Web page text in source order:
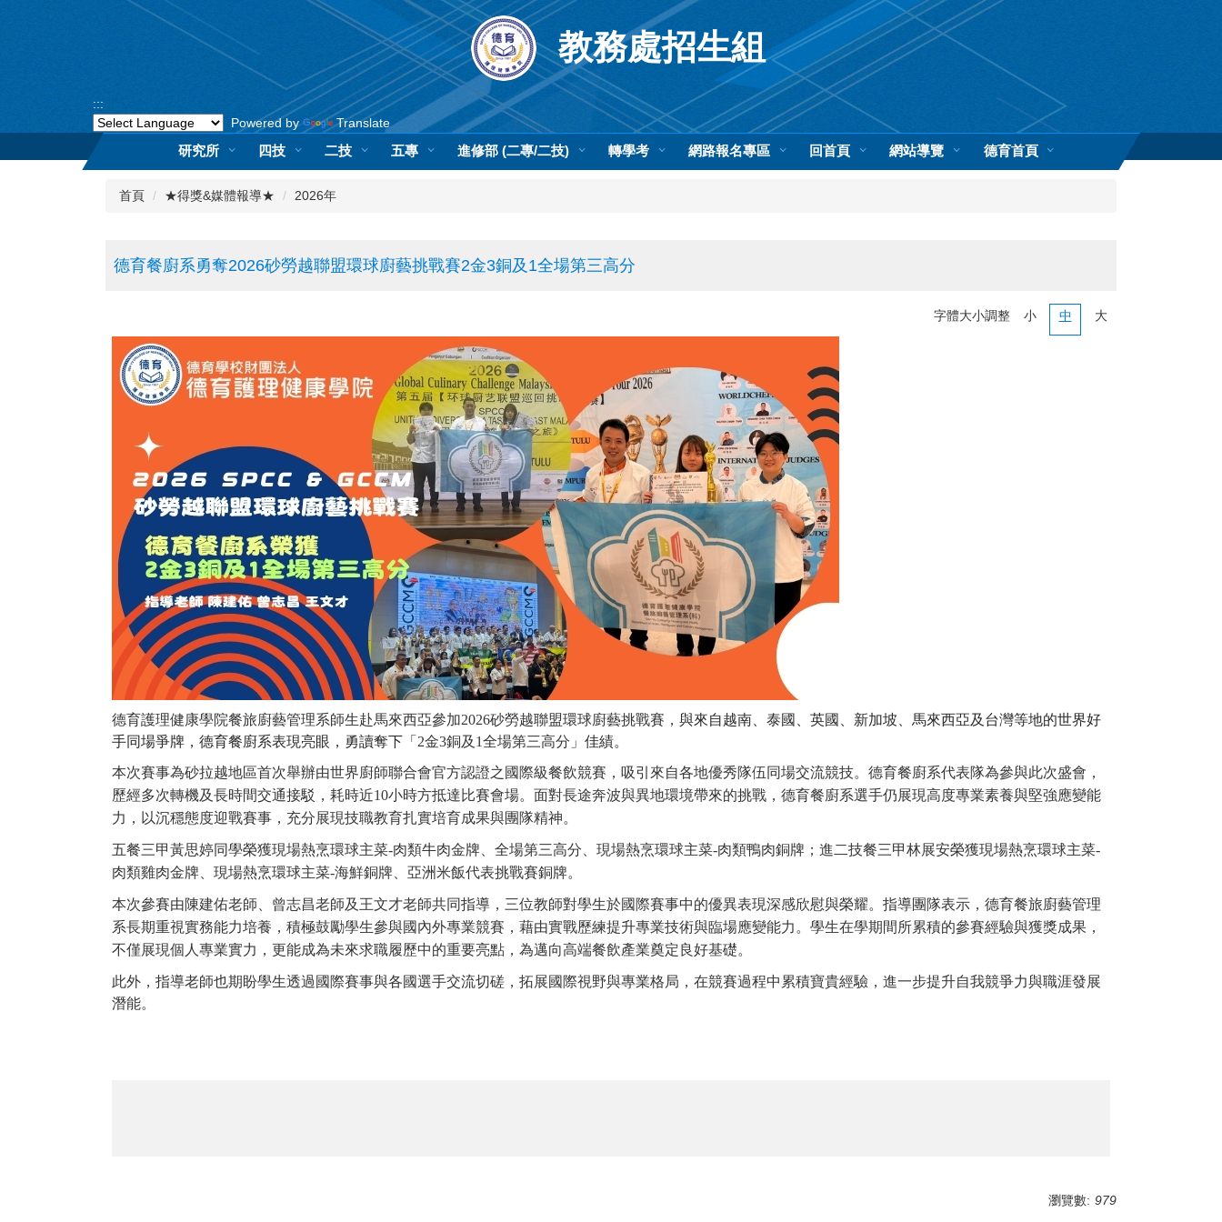
教務處招生組
:::
Powered by
Translate
研究所 四技 二技 五專 進修部 (二專/二技) 轉學考 網路報名專區 回首頁 網站導覽 德育首頁
首頁 ★得獎&媒體報導★ 2026年
德育餐廚系勇奪2026砂勞越聯盟環球廚藝挑戰賽2金3銅及1全場第三高分
字體大小調整 小 中 大
德育護理健康學院餐旅廚藝管理系師生赴馬來西亞參加2026砂勞越聯盟環球廚藝挑戰賽， 與來自越南、泰國、英國、新加坡、馬來西亞及台灣等地的世界好
手同場爭牌，德育餐廚系表現亮眼，勇讀奪下「 2金3銅及1全場第三高分 」佳績。
本次賽事為砂拉越地區首次舉辦由世界廚師聯合會官方認證之國際級餐飲競賽，吸引來自各地優秀隊伍同場交流競技。德育餐廚系代表隊為參與此次盛會，
歷經多次轉機及長時間交通接駁，耗時近10小時方抵達比賽會場。面對長途奔波與異地環境帶來的挑戰，德育餐廚系選手仍展現高度專業素養與堅強應變能
力，以沉穩態度迎戰賽事，充分展現技職教育扎實培育成果與團隊精神。
五餐三甲黃思婷同學榮獲現場熱烹環球主菜-肉類牛肉金牌、全場第三高分、現場熱烹環球主菜-肉類鴨肉銅牌；進二技餐三甲林展安榮獲現場熱烹環球主菜-
肉類雞肉金牌、現場熱烹環球主菜-海鮮銅牌、亞洲米飯代表挑戰賽銅牌。
本次參賽由陳建佑老師、曾志昌老師及王文才老師共同指導，三位教師對學生於國際賽事中的優異表現深感欣慰與榮耀。指導團隊表示，德育餐旅廚藝管理
系長期重視實務能力培養，積極鼓勵學生參與國內外專業競賽，藉由實戰歷練提升專業技術與臨場應變能力。學生在學期間所累積的參賽經驗與獲獎成果，
不僅展現個人專業實力，更能成為未來求職履歷中的重要亮點，為邁向高端餐飲產業奠定良好基礎。
此外，指導老師也期盼學生透過國際賽事與各國選手交流切磋，拓展國際視野與專業格局，在競賽過程中累積寶貴經驗，進一步提升自我競爭力與職涯發展
潛能。
瀏覽數: 979